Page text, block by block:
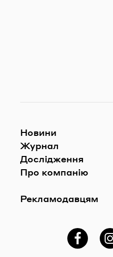
Новини
Журнал
Дослідження
Про компанію
Рекламодавцям